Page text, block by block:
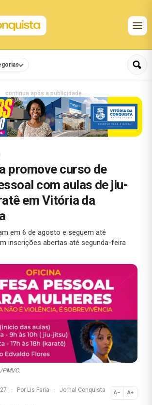
continua após a publicidade
promove curso de
com aulas de jiu-
em Vitória da
em 6 de agosto e seguem até
inscrições abertas até segunda-feira
PMVC.
· Por Lis Faria · Jornal Conquista A− A+
Normal